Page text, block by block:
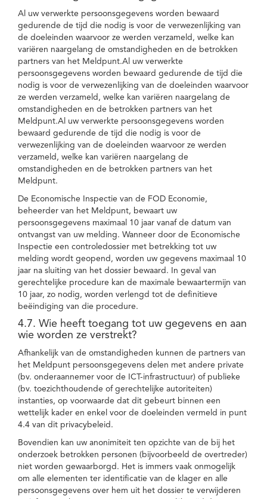
Al uw verwerkte persoonsgegevens worden bewaard
gedurende de tijd die nodig is voor de verwezenlijking van
de doeleinden waarvoor ze werden verzameld, welke kan
variëren naargelang de omstandigheden en de betrokken
partners van het Meldpunt.Al uw verwerkte
persoonsgegevens worden bewaard gedurende de tijd die
nodig is voor de verwezenlijking van de doeleinden waarvoor
ze werden verzameld, welke kan variëren naargelang de
omstandigheden en de betrokken partners van het
Meldpunt.Al uw verwerkte persoonsgegevens worden
bewaard gedurende de tijd die nodig is voor de
verwezenlijking van de doeleinden waarvoor ze werden
verzameld, welke kan variëren naargelang de
omstandigheden en de betrokken partners van het
Meldpunt.
De Economische Inspectie van de FOD Economie,
beheerder van het Meldpunt, bewaart uw
persoonsgegevens maximaal 10 jaar vanaf de datum van
ontvangst van uw melding. Wanneer door de Economische
Inspectie een controledossier met betrekking tot uw
melding wordt geopend, worden uw gegevens maximaal 10
jaar na sluiting van het dossier bewaard. In geval van
gerechtelijke procedure kan de maximale bewaartermijn van
10 jaar, zo nodig, worden verlengd tot de definitieve
beëindiging van die procedure.
4.7. Wie heeft toegang tot uw gegevens en aan
wie worden ze verstrekt?
Afhankelijk van de omstandigheden kunnen de partners van
het Meldpunt persoonsgegevens delen met andere private
(bv. onderaannemer voor de ICT-infrastructuur) of publieke
(bv. toezichthoudende of gerechtelijke autoriteiten)
instanties, op voorwaarde dat dit gebeurt binnen een
wettelijk kader en enkel voor de doeleinden vermeld in punt
4.4 van dit privacybeleid.
Bovendien kan uw anonimiteit ten opzichte van de bij het
onderzoek betrokken personen (bijvoorbeeld de overtreder)
niet worden gewaarborgd. Het is immers vaak onmogelijk
om alle elementen ter identificatie van de klager en alle
persoonsgegevens over hem uit het dossier te verwijderen